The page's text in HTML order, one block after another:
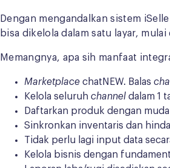
Dengan mengandalkan sistem
bisa dikelola dalam satu layar,
Memangnya, apa sih manfaat
Marketplace chatNEW. Balas
Kelola seluruh channel dalam 1
Daftarkan produk dengan
Sinkronkan inventaris dan
Tidak perlu lagi input data
Kelola bisnis dengan